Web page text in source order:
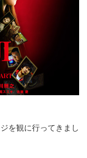
を観に行ってきまし